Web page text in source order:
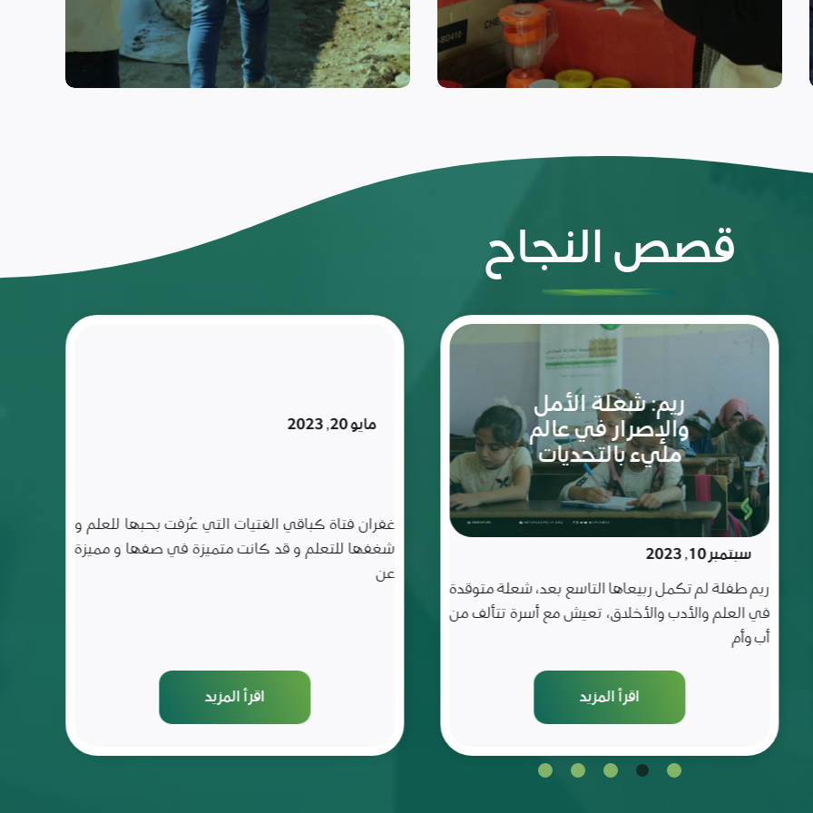
التعافي المبكر
قصص النجاح
رحلة
نجاح
تقودها
غفران
بنت
الثمانية
أعوام
مايو 20, 2023
غفران فتاة كباقي الفتيات التي عُرفت بحبها للعلم و
شغفها للتعلم و قد كانت متميزة في صفها و مميزة
اقرأ المزيد
اختار
العودة
الدراسة
فبراير 6, 2023
ناصر الحسين طالب من منطقة ريف حماه الشرقي
قرية بالحريج منقطع عن التعليم لمدة ثلاث سنوات، تمّ
استهدافه ضمن حملة
اقرأ المزيد